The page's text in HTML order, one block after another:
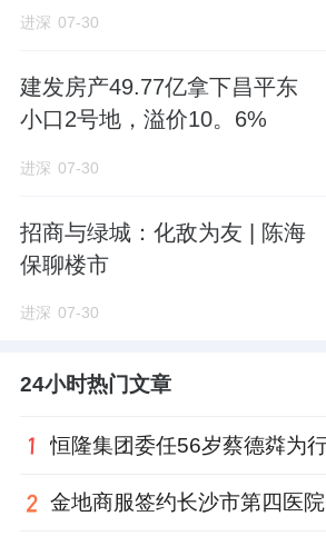
进深 07-30
建发房产49.77亿拿下昌平东
小口2号地，溢价10。6%
进深 07-30
招商与绿城：化敌为友 | 陈海
保聊楼市
进深 07-30
24小时热门文章
金地商服签约长沙市第四医院